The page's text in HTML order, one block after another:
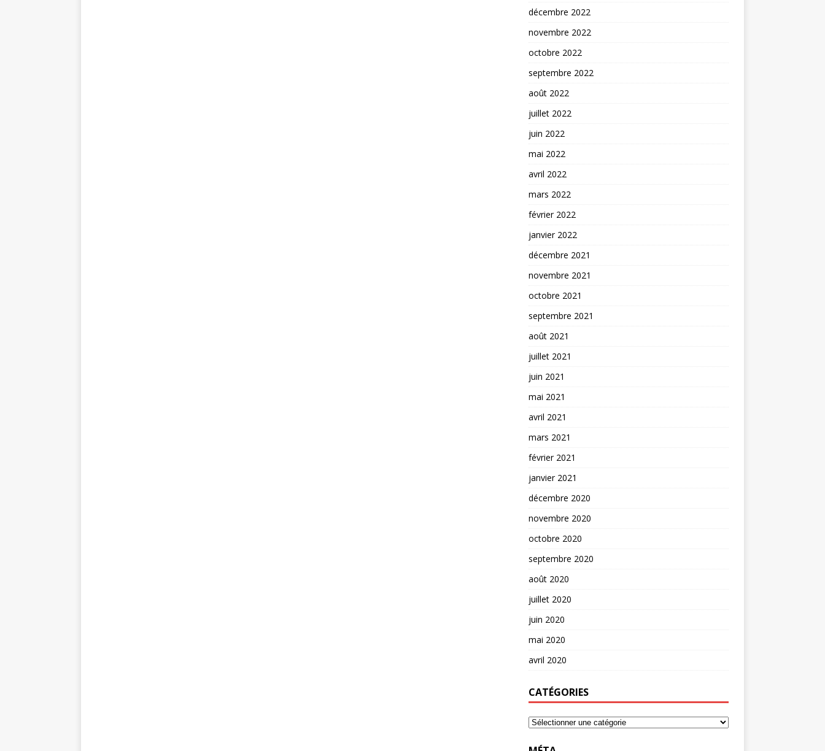
décembre 2022
novembre 2022
octobre 2022
septembre 2022
août 2022
juillet 2022
juin 2022
mai 2022
avril 2022
mars 2022
février 2022
janvier 2022
décembre 2021
novembre 2021
octobre 2021
septembre 2021
août 2021
juillet 2021
juin 2021
mai 2021
avril 2021
mars 2021
février 2021
janvier 2021
décembre 2020
novembre 2020
octobre 2020
septembre 2020
août 2020
juillet 2020
juin 2020
mai 2020
avril 2020
CATÉGORIES